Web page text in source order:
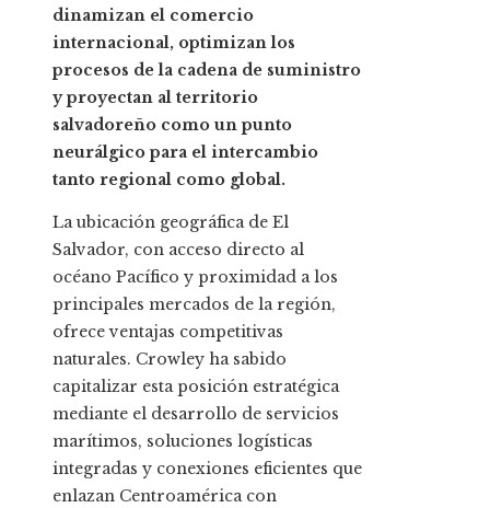
dinamizan el comercio
internacional, optimizan los
procesos de la cadena de suministro
y proyectan al territorio
salvadoreño como un punto
neurálgico para el intercambio
tanto regional como global.
La ubicación geográfica de El
Salvador, con acceso directo al
océano Pacífico y proximidad a los
principales mercados de la región,
ofrece ventajas competitivas
naturales. Crowley ha sabido
capitalizar esta posición estratégica
mediante el desarrollo de servicios
marítimos, soluciones logísticas
integradas y conexiones eficientes que
enlazan Centroamérica con